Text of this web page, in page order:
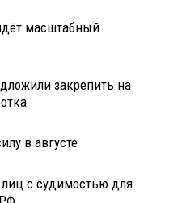
масштабный
закрепить на
в августе
с судимостью для